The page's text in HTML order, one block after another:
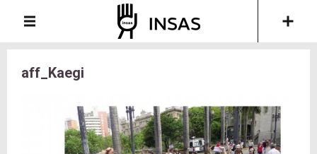
aff_Kaegi